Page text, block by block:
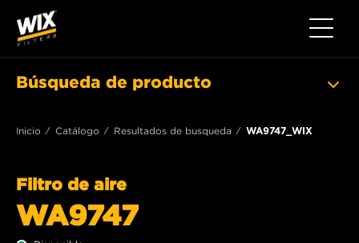
Toggle
Búsqueda de producto
Inicio Catálogo Resultados de busqueda WA9747_WIX
Filtro de aire
WA9747